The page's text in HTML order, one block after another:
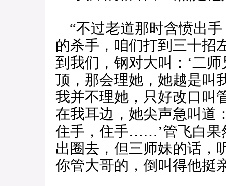
“不过老道那时含愤出
的杀手，咱们打到三十招
到我们，钢对大叫：‘二
顶，那会理她，她越是叫
我并不理她，只好改口叫
在我耳边，她尖声急叫道
住手，住手……’管飞白果
出圈去，但三师妹的话，
你管大哥的，倒叫得他挺